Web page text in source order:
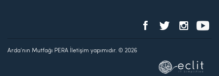
Arda'nın Mutfağı PERA İletişim yapımıdır. © 2026